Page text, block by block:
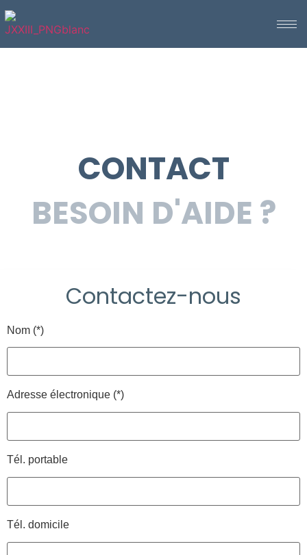
CONTACT
BESOIN D'AIDE ?
Contactez-nous
Nom (*)
Adresse électronique (*)
Tél. portable
Tél. domicile